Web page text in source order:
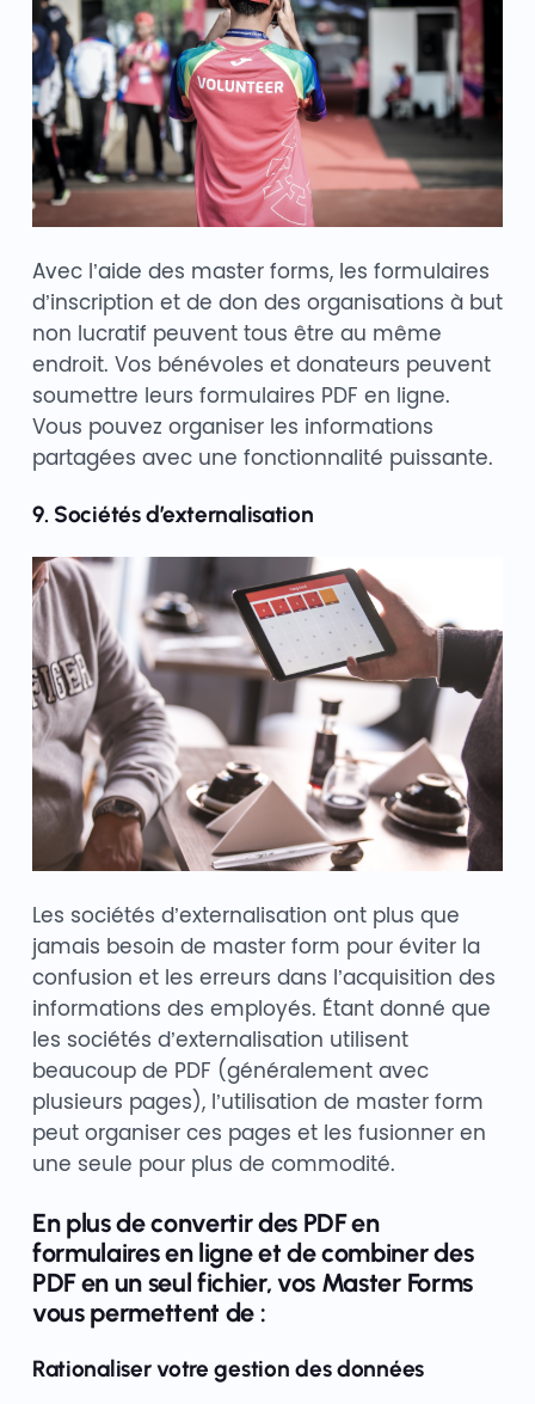
Avec l’aide des master forms, les formulaires
d’inscription et de don des organisations à but
non lucratif peuvent tous être au même
endroit. Vos bénévoles et donateurs peuvent
soumettre leurs formulaires PDF en ligne.
Vous pouvez organiser les informations
partagées avec une fonctionnalité puissante.
9. Sociétés d’externalisation
Les sociétés d’externalisation ont plus que
jamais besoin de master form pour éviter la
confusion et les erreurs dans l’acquisition des
informations des employés. Étant donné que
les sociétés d’externalisation utilisent
beaucoup de PDF (généralement avec
plusieurs pages), l’utilisation de master form
peut organiser ces pages et les fusionner en
une seule pour plus de commodité.
En plus de convertir des PDF en
formulaires en ligne et de combiner des
PDF en un seul fichier, vos Master Forms
vous permettent de :
Rationaliser votre gestion des données